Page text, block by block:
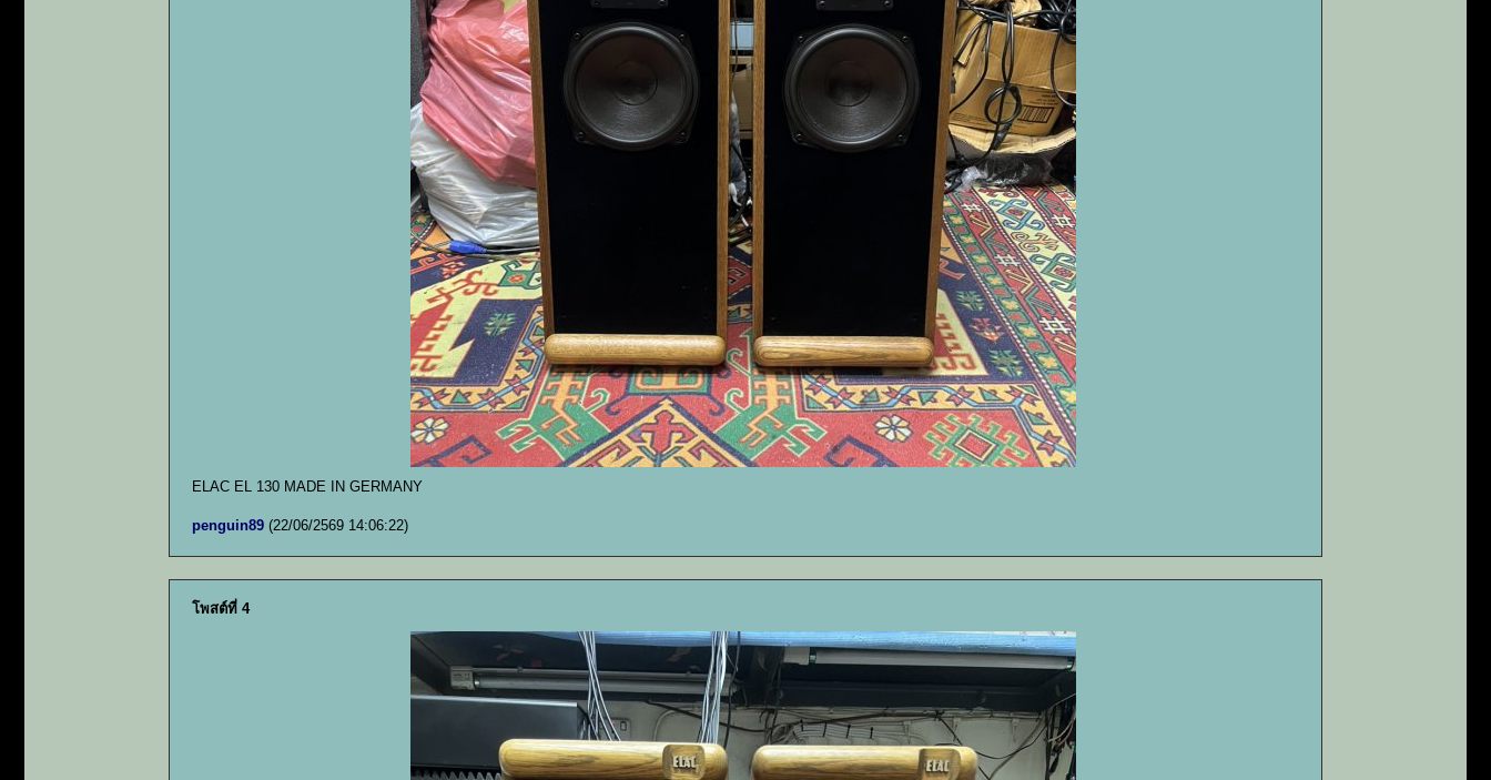
ELAC EL 130 MADE IN GERMANY
penguin89 (22/06/2569 14:06:22)
โพสต์ที่ 4